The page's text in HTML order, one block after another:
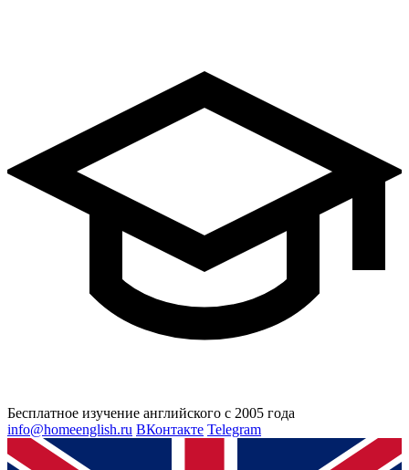
Бесплатное изучение английского с 2005 года
info@homeenglish.ru ВКонтакте Telegram